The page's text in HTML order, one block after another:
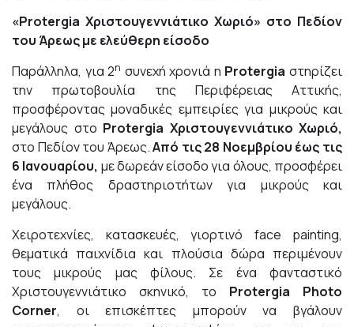
«Protergia Χριστουγεννιάτικο Χωριό» στο Πεδίον
του Άρεως με ελεύθερη είσοδο
Παράλληλα, για 2η συνεχή χρονιά η Protergia στηρίζει
την πρωτοβουλία της Περιφέρειας Αττικής,
προσφέροντας μοναδικές εμπειρίες για μικρούς και
μεγάλους στο Protergia Χριστουγεννιάτικο Χωριό,
στο Πεδίον του Άρεως.Από τις 28 Νοεμβρίου έως τις
6 Ιανουαρίου, με δωρεάν είσοδο για όλους, προσφέρει
ένα πλήθος δραστηριοτήτων για μικρούς και
μεγάλους.
Χειροτεχνίες, κατασκευές, γιορτινό face painting,
θεματικά παιχνίδια και πλούσια δώρα περιμένουν
τους μικρούς μας φίλους. Σε ένα φανταστικό
Χριστουγεννιάτικο σκηνικό, το Protergia Photo
Corner, οι επισκέπτες μπορούν να βγάλουν